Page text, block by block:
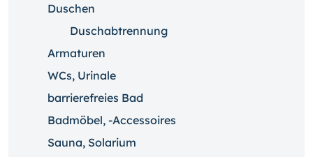
Duschen
Duschabtrennung
Armaturen
WCs, Urinale
barrierefreies Bad
Badmöbel, -Accessoires
Sauna, Solarium